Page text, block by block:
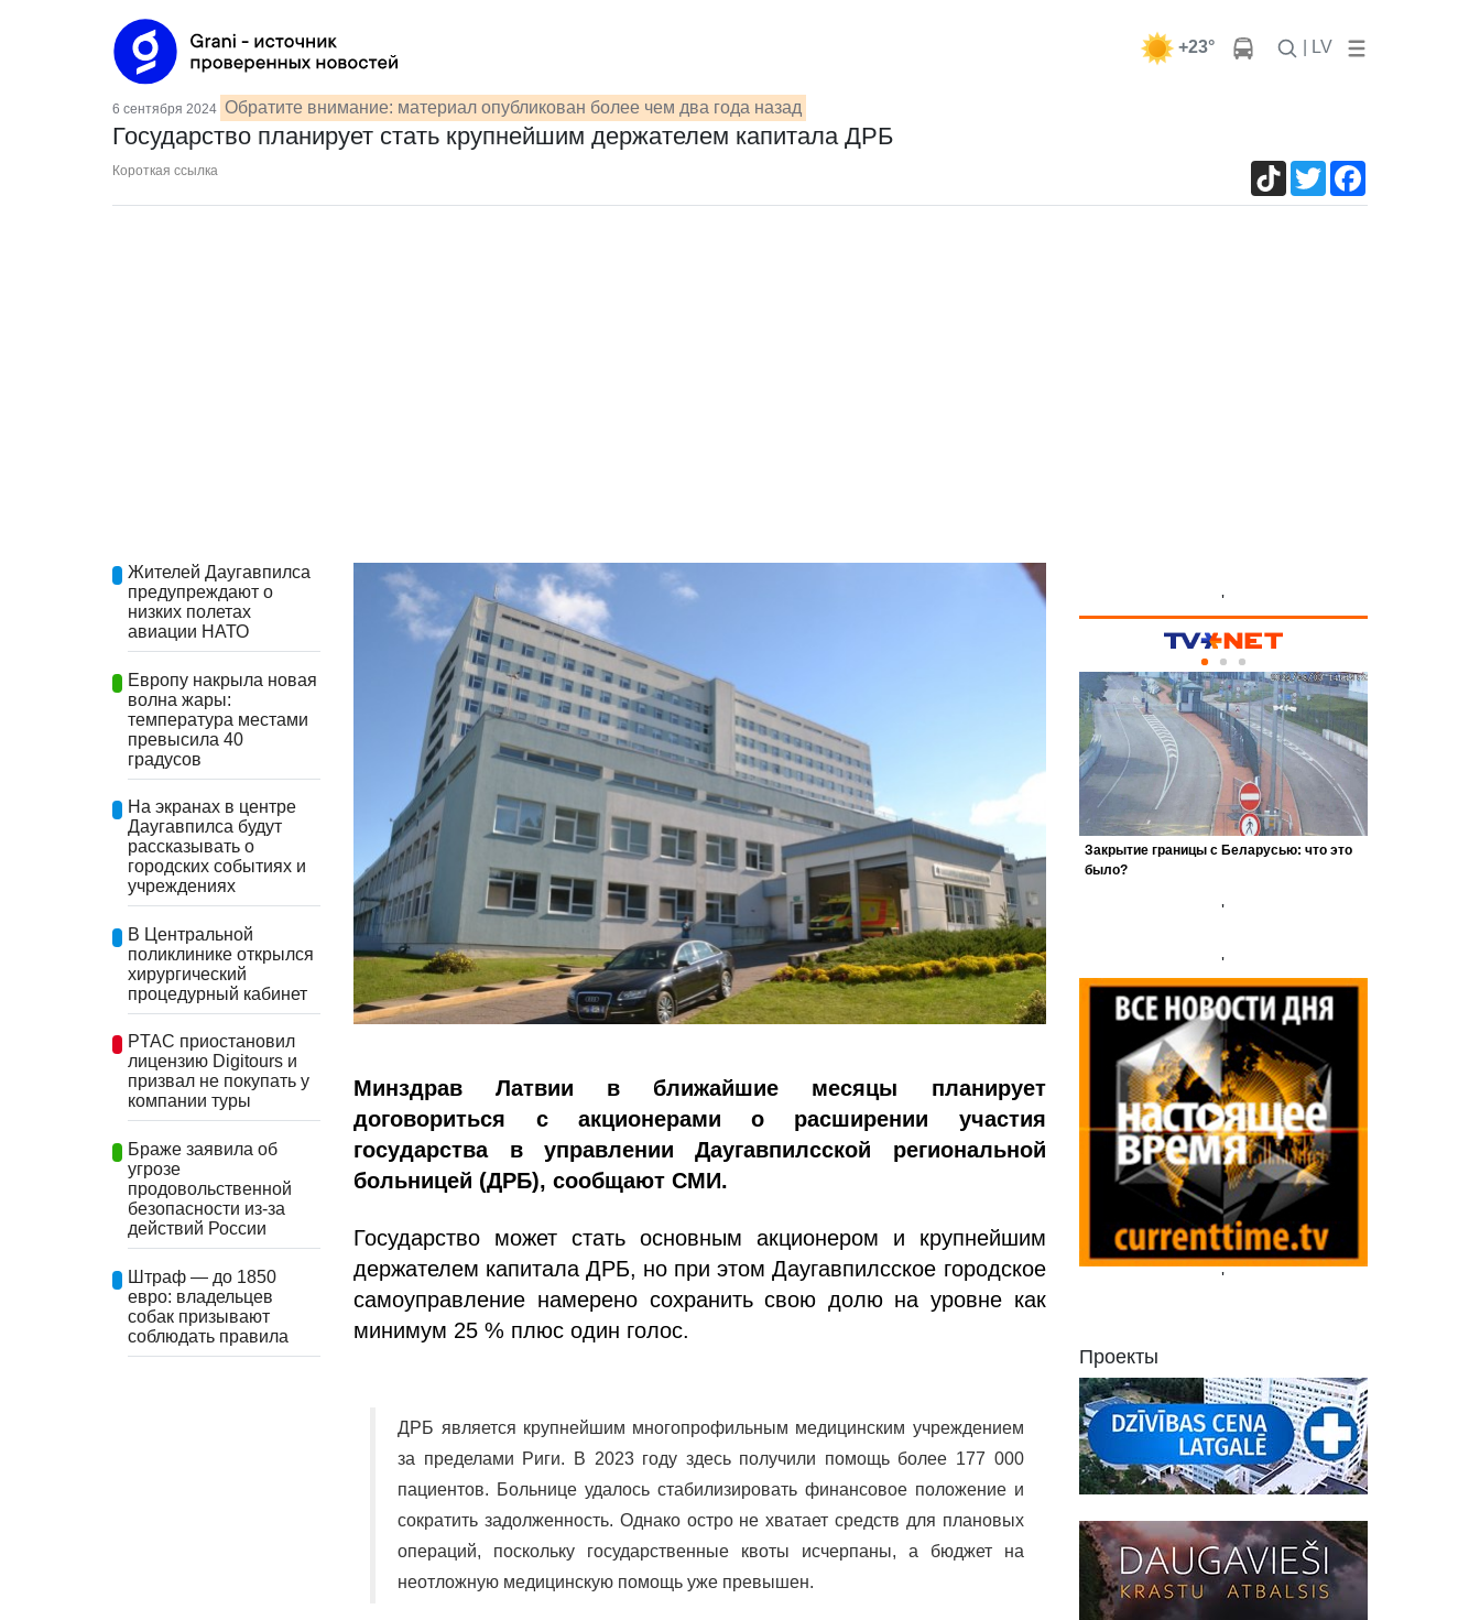
+23° | LV
6 сентября 2024 Обратите внимание: материал опубликован более чем два года назад
Государство планирует стать крупнейшим держателем капитала ДРБ
Короткая ссылка TikTokTwitter
Жителей Даугавпилса
предупреждают о
низких полетах
авиации НАТО
Европу накрыла новая
волна жары:
температура местами
превысила 40
градусов
На экранах в центре
Даугавпилса будут
рассказывать о
городских событиях и
учреждениях
В Центральной
поликлинике открылся
хирургический
процедурный кабинет
PTAC приостановил
лицензию Digitours и
призвал не покупать у
компании туры
Браже заявила об
угрозе
продовольственной
безопасности из-за
действий России
Штраф — до 1850
евро: владельцев
собак призывают
соблюдать правила
Минздрав Латвии в ближайшие месяцы планирует
договориться с акционерами о расширении участия
государства в управлении Даугавпилсской региональной
больницей (ДРБ), сообщают СМИ.
Государство может стать основным акционером и крупнейшим
держателем капитала ДРБ, но при этом Даугавпилсское городское
самоуправление намерено сохранить свою долю на уровне как
минимум 25 % плюс один голос.
ДРБ является крупнейшим многопрофильным медицинским учреждением
за пределами Риги. В 2023 году здесь получили помощь более 177 000
пациентов. Больнице удалось стабилизировать финансовое положение и
сократить задолженность. Однако остро не хватает средств для плановых
операций, поскольку государственные квоты исчерпаны, а бюджет на
неотложную медицинскую помощь уже превышен.
'
'
'
'
Проекты